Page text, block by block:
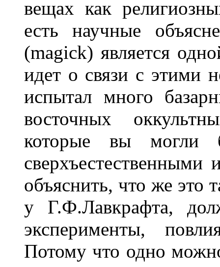
вещах как
есть научные
(magick) является
идет о связи с этими
испытал много
восточных
которые вы могли
объяснить, что же это
у Г.Ф.Лавкрафта,
эксперименты,
Потому что одно